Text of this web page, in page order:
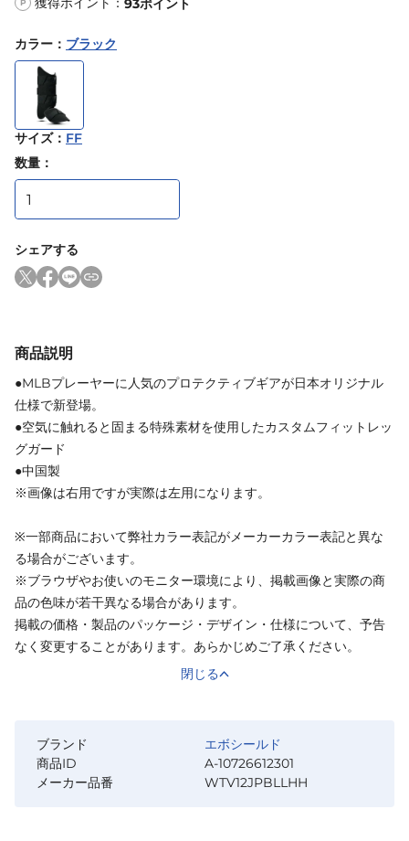
P 93ポイント
カラー ： ブラック
サイズ： FF
数量：
シェアする
商品説明
●MLBプレーヤーに人気のプロテクティブギアが日本オリジナル
仕様で新登場。
●空気に触れると固まる特殊素材を使用したカスタムフィットレッ
グガード
●中国製
※画像は右用ですが実際は左用になります。
※一部商品において弊社カラー表記がメーカーカラー表記と異な
る場合がございます。
※ブラウザやお使いのモニター環境により、掲載画像と実際の商
品の色味が若干異なる場合があります。
掲載の価格・製品のパッケージ・デザイン・仕様について、予告
なく変更することがあります。あらかじめご了承ください。
閉じる
ブランド
エボシールド
商品ID
A-10726612301
メーカー品番
WTV12JPBLLHH